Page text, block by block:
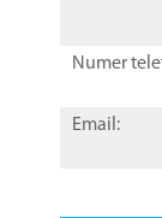
Numer
Email: